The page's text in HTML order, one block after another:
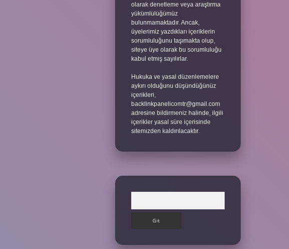
olarak denetleme veya araştırma
yükümlülüğümüz
bulunmamaktadır. Ancak,
üyelerimiz yazdıkları içeriklerin
sorumluluğunu taşımakta olup,
siteye üye olarak bu sorumluluğu
kabul etmiş sayılırlar.
Hukuka ve yasal düzenlemelere
aykırı olduğunu düşündüğünüz
içerikleri,
backlinkpanelicomtr@gmail.com
adresine bildirmeniz halinde, ilgili
içerikler yasal süre içerisinde
sitemizden kaldırılacaktır.